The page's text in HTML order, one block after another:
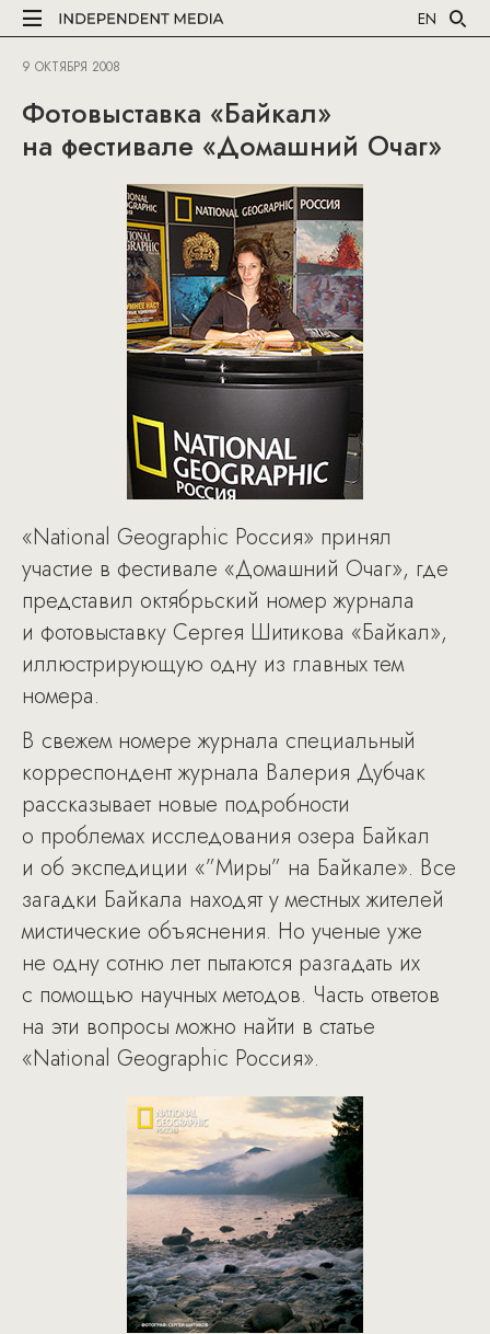
EN
9 ОКТЯБРЯ 2008
Фотовыставка «Байкал»
на фестивале «Домашний Очаг»
«National Geographic Россия» принял
участие в фестивале «Домашний Очаг», где
представил октябрьский номер журнала
и фотовыставку Сергея Шитикова «Байкал»,
иллюстрирующую одну из главных тем
номера.
В свежем номере журнала специальный
корреспондент журнала Валерия Дубчак
рассказывает новые подробности
о проблемах исследования озера Байкал
и об экспедиции «”Миры” на Байкале». Все
загадки Байкала находят у местных жителей
мистические объяснения. Но ученые уже
не одну сотню лет пытаются разгадать их
с помощью научных методов. Часть ответов
на эти вопросы можно найти в статье
«National Geographic Россия».